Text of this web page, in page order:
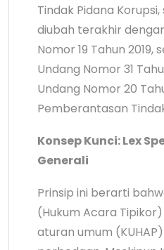
Tindak Pidana
diubah terakhir
Nomor 19 Tahun 2019,
Undang Nomor 31
Undang Nomor 20
Pemberantasan
Konsep Kunci: Lex
Generali
Prinsip ini berarti
(Hukum Acara
aturan umum